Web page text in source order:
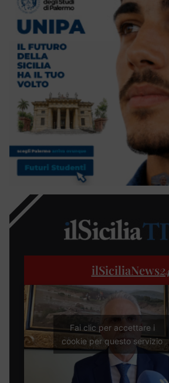
ilSiciliaNews
Fai clic per accettare i
cookie per questo servizio